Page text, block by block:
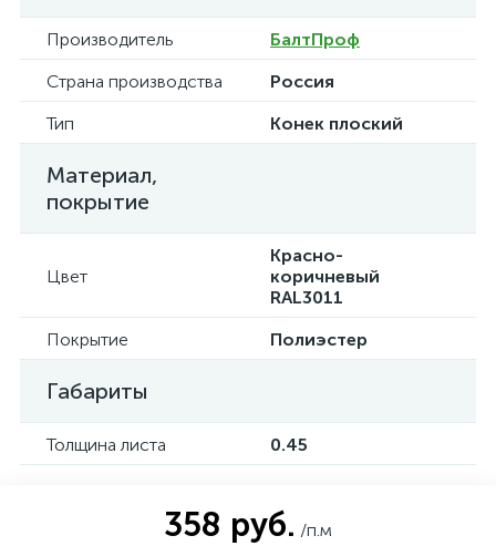
Производитель
БалтПроф
Страна производства
Россия
Тип
Конек плоский
Материал,
покрытие
Цвет
Красно-
коричневый
RAL3011
Покрытие
Полиэстер
Габариты
Толщина листа 0.45
358 руб. /п.м